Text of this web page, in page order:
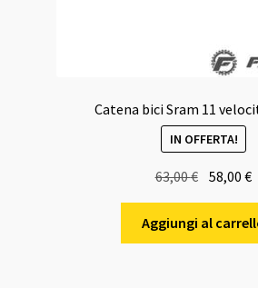
Catena bici Sram 11
IN OFFERTA!
63,00€
originale
era:
58,00€Il
Aggiungi al